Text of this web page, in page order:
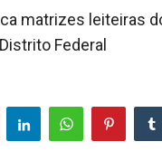
matrizes leiteiras
Federal